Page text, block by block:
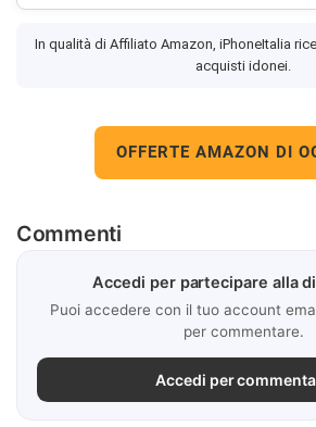
In qualità di Affiliato Amazon, iPhoneItalia
acquisti idonei.
OFFERTE AMAZON DI
Commenti
Accedi per partecipare alla
Puoi accedere con il tuo account
per commentare.
Accedi per